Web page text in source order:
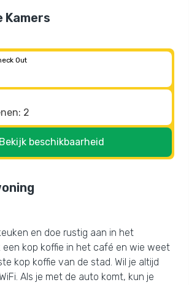
Kamers
Out
Bekijk beschikbaarheid
en doe rustig aan in het
een kop koffie in het café en wie weet
kop koffie van de stad. Wil je altijd
Als je met de auto komt, kun je